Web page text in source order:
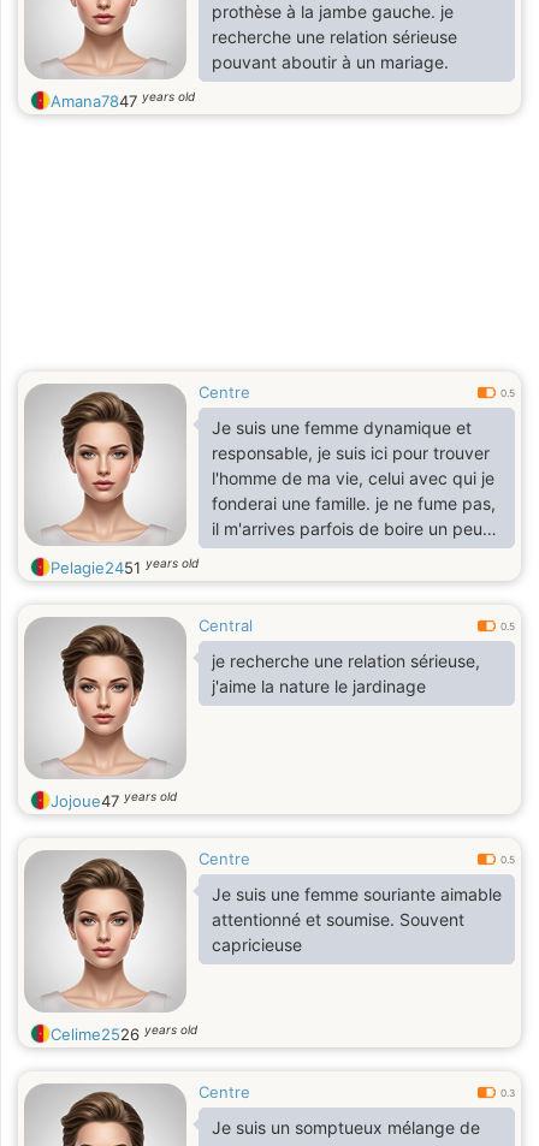
prothèse à la jambe gauche. je
recherche une relation sérieuse
pouvant aboutir à un mariage.
Amana7847 years old
Centre 0.5
Je suis une femme dynamique et
responsable, je suis ici pour trouver
l'homme de ma vie, celui avec qui je
fonderai une famille. je ne fume pas,
il m'arrives parfois de boire un peu
d'alcool.
Pelagie2451 years old
Central 0.5
je recherche une relation sérieuse,
j'aime la nature le jardinage
Jojoue47 years old
Centre 0.5
Je suis une femme souriante aimable
attentionné et soumise. Souvent
capricieuse
Celime2526 years old
Centre 0.3
Je suis un somptueux mélange de